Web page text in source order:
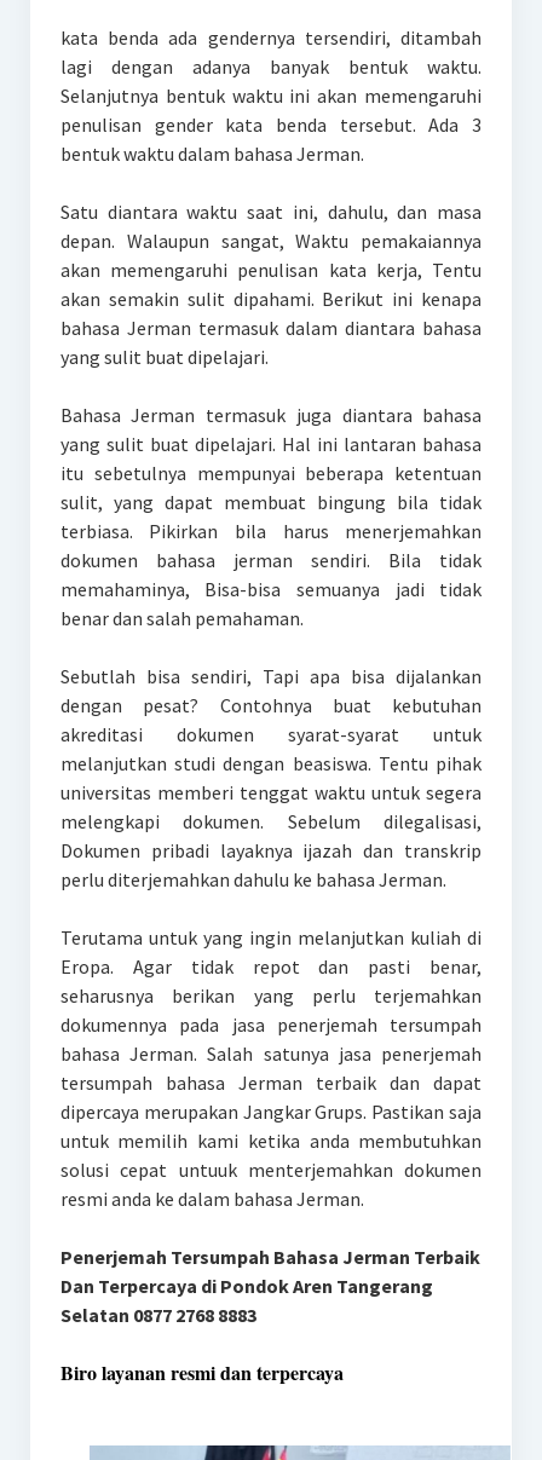
kata benda ada gendernya tersendiri, ditambah
lagi dengan adanya banyak bentuk waktu.
Selanjutnya bentuk waktu ini akan memengaruhi
penulisan gender kata benda tersebut. Ada 3
bentuk waktu dalam bahasa Jerman.
Satu diantara waktu saat ini, dahulu, dan masa
depan. Walaupun sangat, Waktu pemakaiannya
akan memengaruhi penulisan kata kerja, Tentu
akan semakin sulit dipahami. Berikut ini kenapa
bahasa Jerman termasuk dalam diantara bahasa
yang sulit buat dipelajari.
Bahasa Jerman termasuk juga diantara bahasa
yang sulit buat dipelajari. Hal ini lantaran bahasa
itu sebetulnya mempunyai beberapa ketentuan
sulit, yang dapat membuat bingung bila tidak
terbiasa. Pikirkan bila harus menerjemahkan
dokumen bahasa jerman sendiri. Bila tidak
memahaminya, Bisa-bisa semuanya jadi tidak
benar dan salah pemahaman.
Sebutlah bisa sendiri, Tapi apa bisa dijalankan
dengan pesat? Contohnya buat kebutuhan
akreditasi dokumen syarat-syarat untuk
melanjutkan studi dengan beasiswa. Tentu pihak
universitas memberi tenggat waktu untuk segera
melengkapi dokumen. Sebelum dilegalisasi,
Dokumen pribadi layaknya ijazah dan transkrip
perlu diterjemahkan dahulu ke bahasa Jerman.
Terutama untuk yang ingin melanjutkan kuliah di
Eropa. Agar tidak repot dan pasti benar,
seharusnya berikan yang perlu terjemahkan
dokumennya pada jasa penerjemah tersumpah
bahasa Jerman. Salah satunya jasa penerjemah
tersumpah bahasa Jerman terbaik dan dapat
dipercaya merupakan Jangkar Grups. Pastikan saja
untuk memilih kami ketika anda membutuhkan
solusi cepat untuuk menterjemahkan dokumen
resmi anda ke dalam bahasa Jerman.
Penerjemah Tersumpah Bahasa Jerman Terbaik
Dan Terpercaya di Pondok Aren Tangerang
Selatan 0877 2768 8883
Biro layanan resmi dan terpercaya